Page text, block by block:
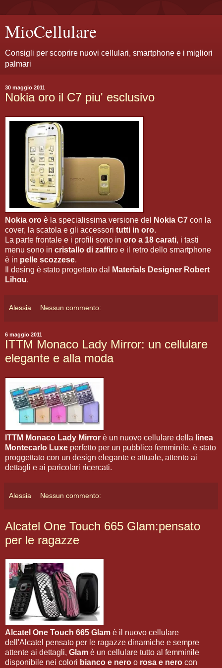
MioCellulare
Consigli per scoprire nuovi cellulari, smartphone e i migliori
palmari
30 maggio 2011
Nokia oro il C7 piu' esclusivo
Nokia oro è la specialissima versione del Nokia C7 con la
cover, la scatola e gli accessori tutti in oro.
La parte frontale e i profili sono in oro a 18 carati, i tasti
menu sono in cristallo di zaffiro e il retro dello smartphone
è in pelle scozzese.
Il desing è stato progettato dal
Materials Designer Robert
Lihou.
Alessia Nessun commento:
6 maggio 2011
ITTM Monaco Lady Mirror: un cellulare
elegante e alla moda
ITTM Monaco Lady Mirror è un nuovo cellulare della linea
Montecarlo Luxe perfetto per un pubblico femminile, è stato
proggettato con un design elegante e attuale, attento ai
dettagli e ai paricolari ricercati.
Alessia Nessun commento:
Alcatel One Touch 665 Glam:pensato
per le ragazze
Alcatel One Touch 665 Glam è il nuovo cellulare
dell'Alcatel pensato per le ragazze dinamiche e sempre
attente ai dettagli, Glam è un cellulare tutto al femminile
disponibile nei colori bianco e nero o rosa e nero con